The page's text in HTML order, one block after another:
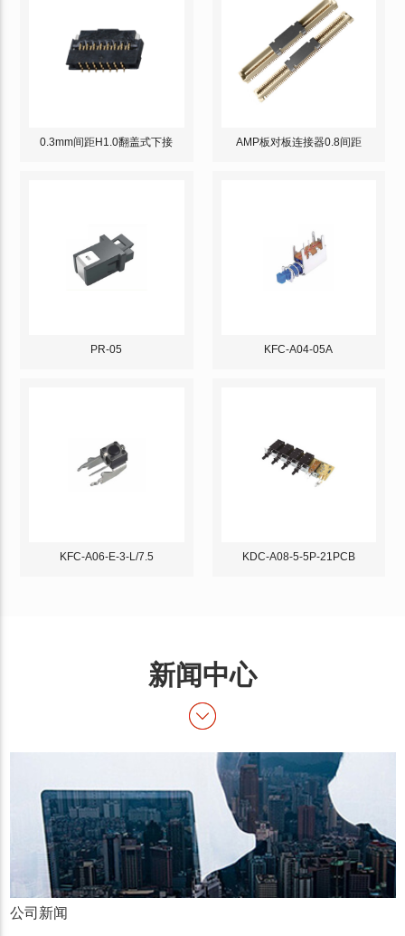
0.3mm间距H1.0翻盖式下接 AMP板对板连接器0.8间距
PR-05 KFC-A04-05A
KFC-A06-E-3-L/7.5 KDC-A08-5-5P-21PCB
新闻中心
公司新闻